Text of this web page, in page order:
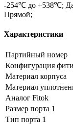
-254℃ до +538℃;
Прямой;
Характеристики
Партийный номер
Конфигурация
Материал корпуса
Материал
Аналог Fitok
Размер порта 1
Тип порта 1